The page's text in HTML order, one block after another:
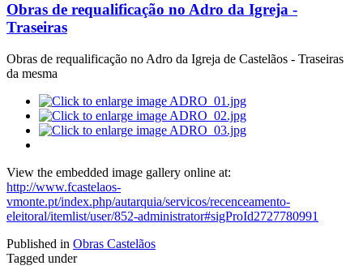
Obras de requalificação no Adro da Igreja -
Traseiras
Obras de requalificação no Adro da Igreja de Castelãos - Traseiras
da mesma
View the embedded image gallery online at:
http://www.fcastelaos-
vmonte.pt/index.php/autarquia/servicos/recenceamento-
eleitoral/itemlist/user/852-administrator#sigProId2727780991
Published in Obras Castelãos
Tagged under